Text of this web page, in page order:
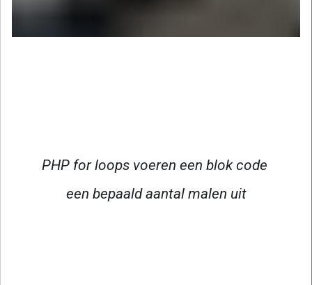
PHP for loops voeren een blok code
een bepaald aantal malen uit